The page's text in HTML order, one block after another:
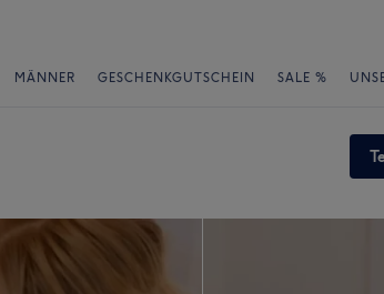
MÄNNER GESCHENKGUTSCHEIN SALE %